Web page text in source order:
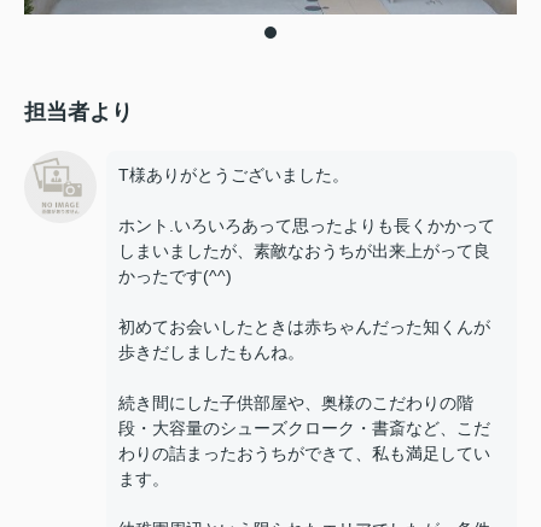
担当者より
T様ありがとうございました。
ホント.いろいろあって思ったよりも長くかかって
しまいましたが、素敵なおうちが出来上がって良
かったです(^^)
初めてお会いしたときは赤ちゃんだった知くんが
歩きだしましたもんね。
続き間にした子供部屋や、奥様のこだわりの階
段・大容量のシューズクローク・書斎など、こだ
わりの詰まったおうちができて、私も満足してい
ます。